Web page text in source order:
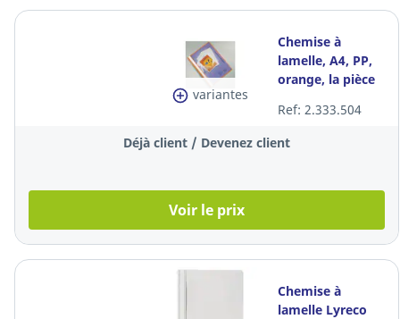
variantes
Chemise à
lamelle, A4, PP,
orange, la pièce
Ref: 2.333.504
Déjà client / Devenez client
Voir le prix
Chemise à
lamelle Lyreco